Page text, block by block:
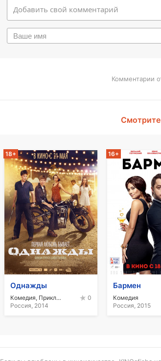
Комментарии
18+
Однажды
Комедия, Приключения
Россия, 2014
0
16+
Бармен
Комедия
Россия, 2015